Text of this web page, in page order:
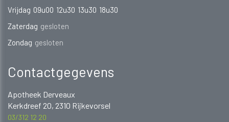
Vrijdag 09u00 12u30 13u30 18u30
Zaterdag gesloten
Zondag gesloten
Contactgegevens
Apotheek Derveaux
Kerkdreef 20, 2310 Rijkevorsel
03/312 12 20